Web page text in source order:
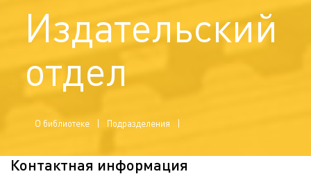
Издательский
отдел
О библиотеке Подразделения
Контактная информация